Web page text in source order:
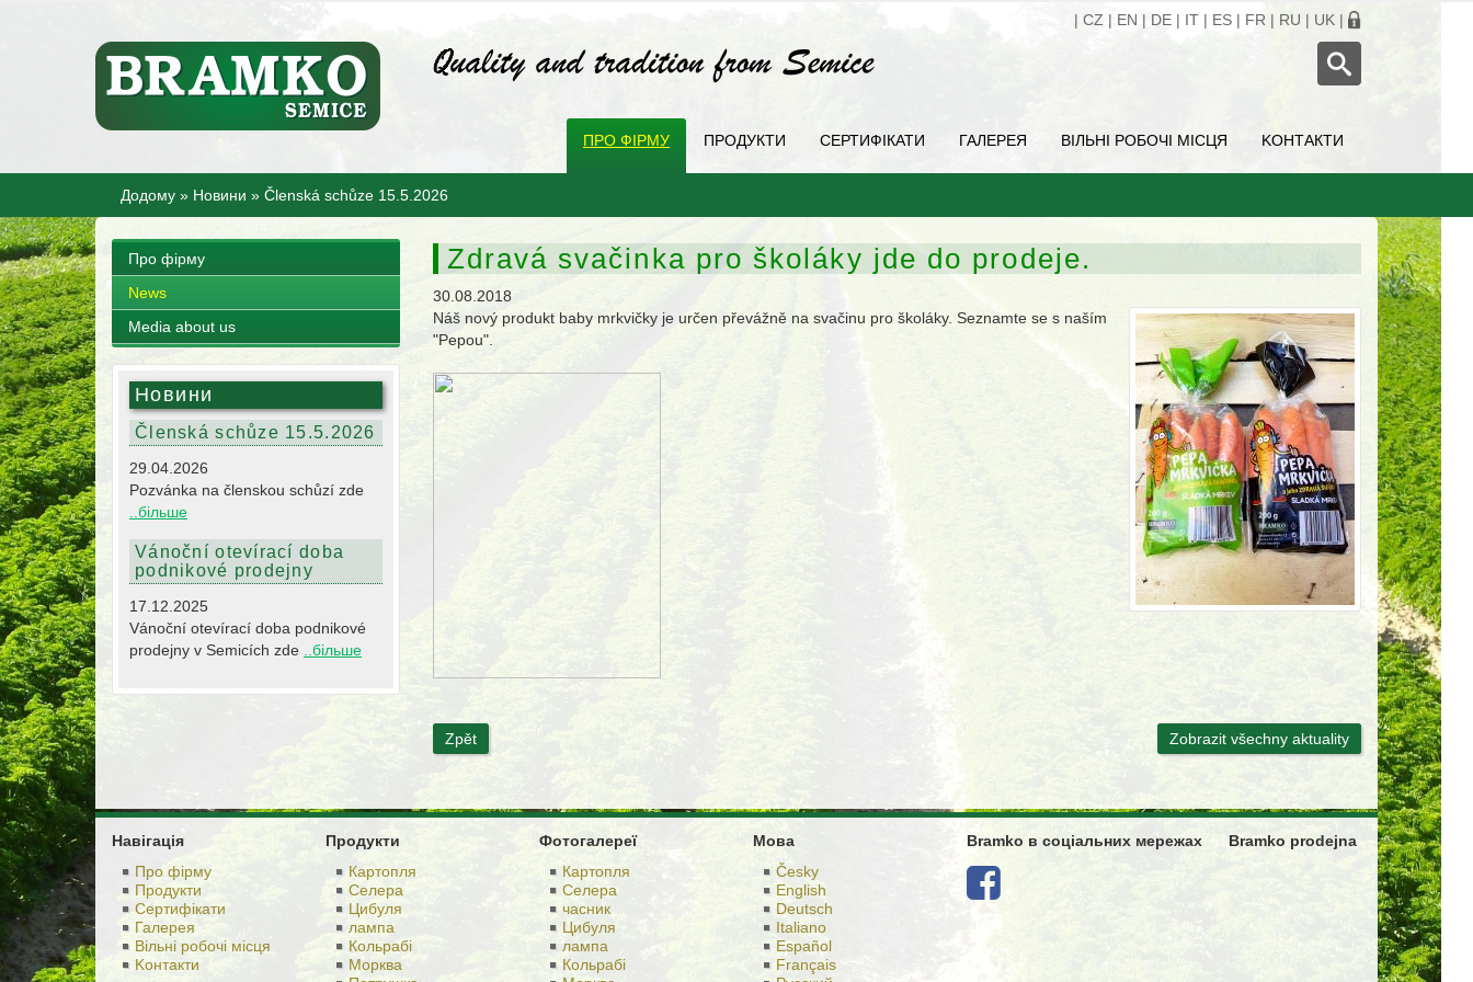
| CZ | EN | DE | IT | ES | FR | RU | UK |
ПРО ФІРМУ ПРОДУКТИ СЕРТИФІКАТИ ГАЛЕРЕЯ ВІЛЬНІ РОБОЧІ МІСЦЯ KОНТАКТИ
Додому » Новини » Členská schůze 15.5.2026
Про фірму
News
Media about us
Новини
Členská schůze 15.5.2026
29.04.2026
Pozvánka na členskou schůzí zde
..більше
Vánoční otevírací doba
podnikové prodejny
17.12.2025
Vánoční otevírací doba podnikové
prodejny v Semicích zde
..більше
Zdravá svačinka pro školáky jde do prodeje.
30.08.2018
Náš nový produkt baby mrkvičky je určen převážně na svačinu pro školáky. Seznamte se s naším
"Pepou".
Zpět Zobrazit všechny aktuality
Навігація
Про фірму
Продукти
Сертифікати
Галерея
Вільні робочі місця
Kонтакти
Продукти
Картопля
Селера
Цибуля
лампа
Кольрабі
Морква
Фотогалереї
Картопля
Селера
часник
Цибуля
лампа
Кольрабі
Мова
Česky
English
Deutsch
Italiano
Español
Français
Bramko в соціальних мережах Bramko prodejna